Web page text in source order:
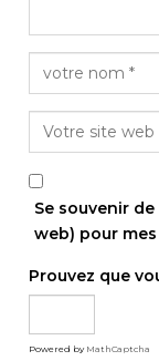
Se souvenir
web) pour
Prouvez que
Powered by MathCaptcha